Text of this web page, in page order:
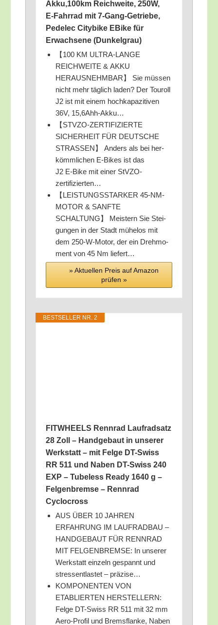
Akku,100km Reich­wei­te, 250W,
E‑Fahrrad mit 7‑Gang-Getrie­be,
Pedelec City­bike EBike für
Erwach­se­ne (Dun­kel­grau)
【100 KM ULTRA-LANGE
REICHWEITE & AKKU
HERAUSNEHMBAR】 Sie müs­sen
nicht mehr täg­lich laden? Der Tou­roll
J2 ist mit einem hoch­ka­pa­zi­ti­ven
36V, 15,6Ahh-Akku…
【STVZO-ZERTIFIZIERTE
SICHERHEIT FÜR DEUTSCHE
STRASSEN】 Anders als bei her­
kömm­li­chen E‑Bikes ist das
J2 E‑Bike mit einer StVZO-
zertifizierten…
【LEISTUNGSSTARKER 45-NM-
MOTOR & SANFTE
SCHALTUNG】 Meis­tern Sie Stei­
gun­gen in der Stadt mühe­los mit
dem 250-W-Motor, der ein Dreh­mo­
ment von 45 Nm liefert…
» Aktu­el­len Preis auf Ama­zon
prü­fen »
BEST­SEL­LER NR. 2
FITWHEELS Renn­rad Lauf­rad­satz
28 Zoll – Hand­ge­baut in unse­rer
Werk­statt – mit Fel­ge DT-Swiss
RR 511 und Naben DT-Swiss 240
EXP – Tube­l­ess Rea­dy 1640 g –
Fel­gen­brem­se – Renn­rad
Cyclocross
AUS ÜBER 10 JAHREN
ERFAHRUNG IM LAUFRADBAU –
HANDGEBAUT FÜR RENNRAD
MIT FELGENBREMSE: In unse­rer
Werk­statt ein­zeln gespannt und
stress­ent­las­tet – präzise…
KOMPONENTEN VON
ETABLIERTEN HERSTELLERN:
Fel­ge DT-Swiss RR 511 mit 32 mm
Aero-Pro­fil und Brems­flan­ke, Naben